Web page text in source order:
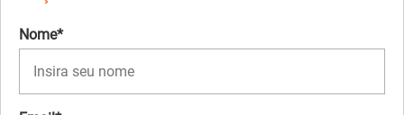
Nome*